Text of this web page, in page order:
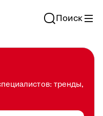
Поиск
тренды,